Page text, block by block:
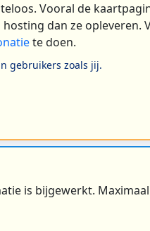
Vooral de
dan ze opleveren.
te doen.
gebruikers zoals jij.
is bijgewerkt.